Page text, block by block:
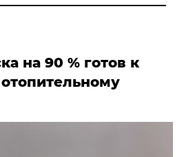
на 90 % готов к